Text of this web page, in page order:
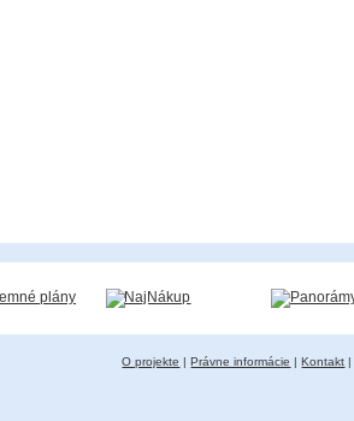
O projekte |Právne informácie |Kontakt